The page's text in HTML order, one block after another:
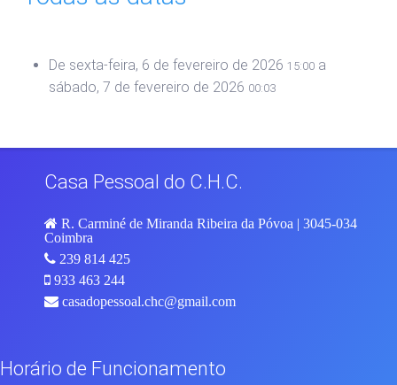
De sexta-feira, 6 de fevereiro de 2026 15:00 a
sábado, 7 de fevereiro de 2026 00:03
Casa Pessoal do C.H.C.
R. Carminé de Miranda Ribeira da Póvoa | 3045-034
Coimbra
239 814 425
933 463 244
casadopessoal.chc@gmail.com
Horário de Funcionamento